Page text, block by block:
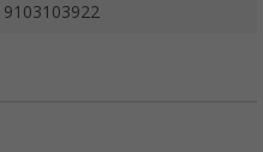
9103103922